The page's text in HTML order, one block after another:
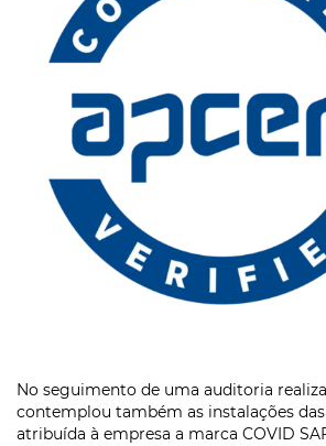
No seguimento de uma auditoria
contemplou também as instalações
atribuída à empresa a marca COVID